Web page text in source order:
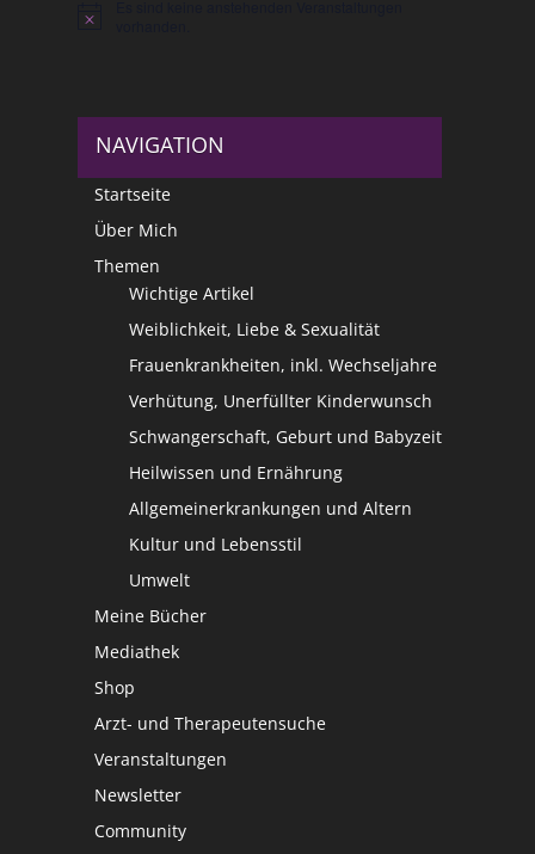
Hinweis
NAVIGATION
Startseite
Über Mich
Themen
Wichtige Artikel
Weiblichkeit, Liebe & Sexualität
Frauenkrankheiten, inkl. Wechseljahre
Verhütung, Unerfüllter Kinderwunsch
Schwangerschaft, Geburt und Babyzeit
Heilwissen und Ernährung
Allgemeinerkrankungen und Altern
Kultur und Lebensstil
Umwelt
Meine Bücher
Mediathek
Shop
Arzt- und Therapeutensuche
Veranstaltungen
Newsletter
Community